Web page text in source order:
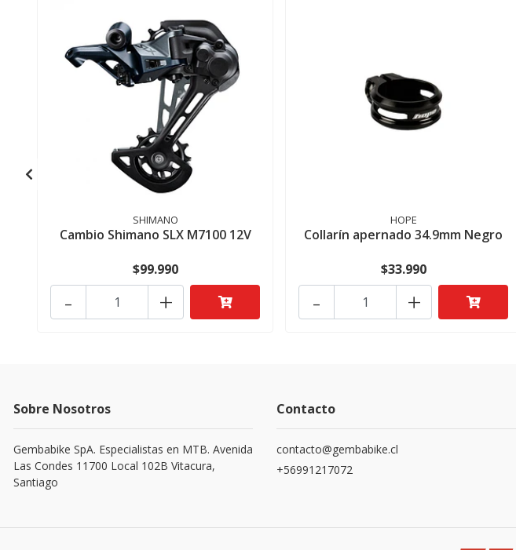
SHIMANO
Cambio Shimano SLX M7100 12V
$99.990
+
-
HOPE
Collarín apernado 34.9mm Negro
$33.990
+
-
Sobre Nosotros
Gembabike SpA. Especialistas en MTB. Avenida
Las Condes 11700 Local 102B Vitacura,
Santiago
Contacto
contacto@gembabike.cl
+56991217072